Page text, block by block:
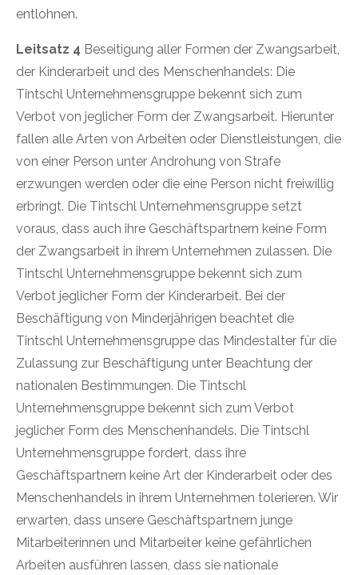
entlohnen.
Leitsatz 4 Beseitigung aller Formen der Zwangsarbeit,
der Kinderarbeit und des Menschenhandels: Die
Tintschl Unternehmensgruppe bekennt sich zum
Verbot von jeglicher Form der Zwangsarbeit. Hierunter
fallen alle Arten von Arbeiten oder Dienstleistungen, die
von einer Person unter Androhung von Strafe
erzwungen werden oder die eine Person nicht freiwillig
erbringt. Die Tintschl Unternehmensgruppe setzt
voraus, dass auch ihre Geschäftspartnern keine Form
der Zwangsarbeit in ihrem Unternehmen zulassen. Die
Tintschl Unternehmensgruppe bekennt sich zum
Verbot jeglicher Form der Kinderarbeit. Bei der
Beschäftigung von Minderjährigen beachtet die
Tintschl Unternehmensgruppe das Mindestalter für die
Zulassung zur Beschäftigung unter Beachtung der
nationalen Bestimmungen. Die Tintschl
Unternehmensgruppe bekennt sich zum Verbot
jeglicher Form des Menschenhandels. Die Tintschl
Unternehmensgruppe fordert, dass ihre
Geschäftspartnern keine Art der Kinderarbeit oder des
Menschenhandels in ihrem Unternehmen tolerieren. Wir
erwarten, dass unsere Geschäftspartnern junge
Mitarbeiterinnen und Mitarbeiter keine gefährlichen
Arbeiten ausführen lassen, dass sie nationale